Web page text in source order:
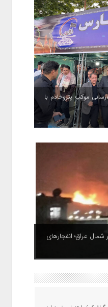
موکب پتروخادم با
عراق؛ انفجارهای